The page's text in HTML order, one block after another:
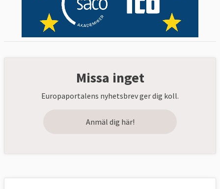
Missa inget
Europaportalens nyhetsbrev ger dig koll.
Anmäl dig här!